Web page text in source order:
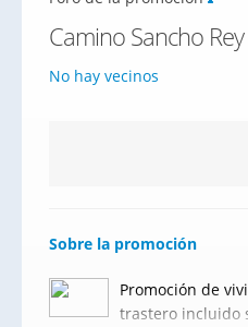
Camino Sancho Rey
No hay vecinos
Sobre la promoción
Promoción de
trastero incluido